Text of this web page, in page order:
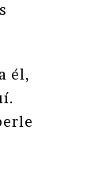
él,